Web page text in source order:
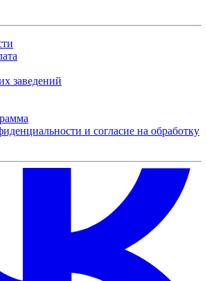
заведений
и согласие на обработку